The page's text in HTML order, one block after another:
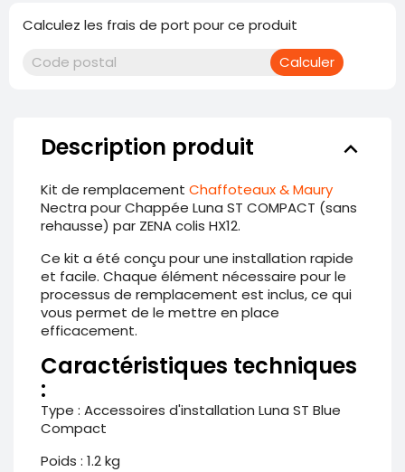
Calculez les frais de port pour ce produit
Calculer
Description produit keyboard_arrow_down
Kit de remplacement Chaffoteaux & Maury
Nectra pour Chappée Luna ST COMPACT (sans
rehausse) par ZENA colis HX12.
Ce kit a été conçu pour une installation rapide
et facile. Chaque élément nécessaire pour le
processus de remplacement est inclus, ce qui
vous permet de le mettre en place
efficacement.
Caractéristiques techniques
:
Type : Accessoires d'installation Luna ST Blue
Compact
Poids : 1.2 kg